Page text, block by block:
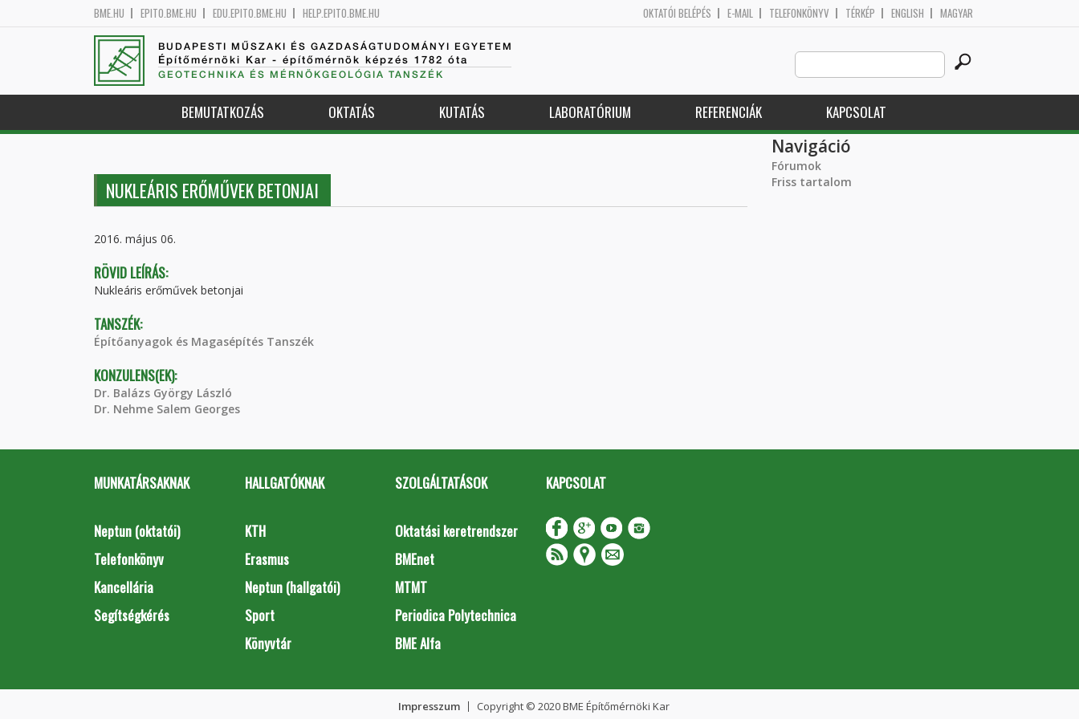
BME.HU EPITO.BME.HU EDU.EPITO.BME.HU HELP.EPITO.BME.HU OKTATÓI BELÉPÉS E-MAIL TELEFONKÖNYV TÉRKÉP ENGLISH MAGYAR
BUDAPESTI MŰSZAKI ÉS GAZDASÁGTUDOMÁNYI EGYETEM
Építőmérnöki Kar - építőmérnök képzés 1782 óta
GEOTECHNIKA ÉS MÉRNÖKGEOLÓGIA TANSZÉK
Search
this
site
BEMUTATKOZÁS OKTATÁS KUTATÁS LABORATÓRIUM REFERENCIÁK KAPCSOLAT
NUKLEÁRIS ERŐMŰVEK BETONJAI
2016. május 06.
RÖVID LEÍRÁS:
Nukleáris erőművek betonjai
TANSZÉK:
Építőanyagok és Magasépítés Tanszék
KONZULENS(EK):
Dr. Balázs György László
Dr. Nehme Salem Georges
Navigáció
Fórumok
Friss tartalom
MUNKATÁRSAKNAK
Neptun (oktatói)
Telefonkönyv
Kancellária
Segítségkérés
HALLGATÓKNAK
KTH
Erasmus
Neptun (hallgatói)
Sport
Könyvtár
SZOLGÁLTATÁSOK
Oktatási keretrendszer
BMEnet
MTMT
Periodica Polytechnica
BME Alfa
KAPCSOLAT
Impresszum
Copyright © 2020 BME Építőmérnöki Kar